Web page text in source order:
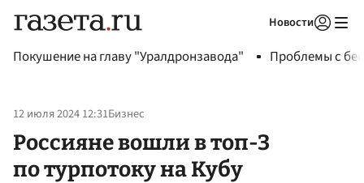
Новости
Покушение на главу "Уралдронзавода" Проблемы с
12 июля 2024 12:31Бизнес
Россияне вошли в топ-3
по турпотоку на Кубу